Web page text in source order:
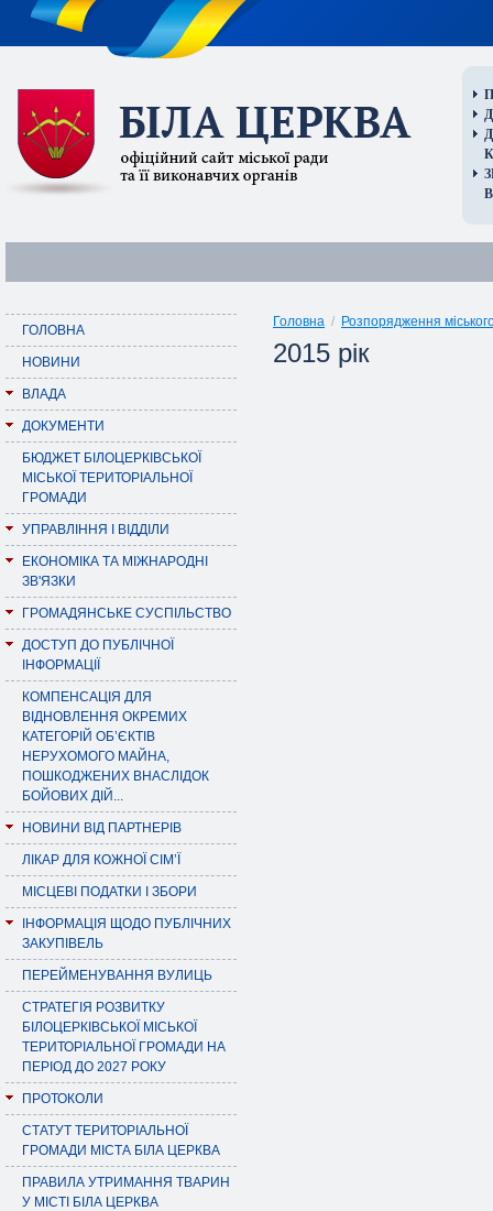
ГОЛОВНА
НОВИНИ
ВЛАДА
ДОКУМЕНТИ
БЮДЖЕТ БІЛОЦЕРКІВСЬКОЇ
МІСЬКОЇ ТЕРИТОРІАЛЬНОЇ
ГРОМАДИ
УПРАВЛІННЯ І ВІДДІЛИ
ЕКОНОМІКА ТА МІЖНАРОДНІ
ЗВ'ЯЗКИ
ГРОМАДЯНСЬКЕ СУСПІЛЬСТВО
ДОСТУП ДО ПУБЛІЧНОЇ
ІНФОРМАЦІЇ
КОМПЕНСАЦІЯ ДЛЯ
ВІДНОВЛЕННЯ ОКРЕМИХ
КАТЕГОРІЙ ОБ’ЄКТІВ
НЕРУХОМОГО МАЙНА,
ПОШКОДЖЕНИХ ВНАСЛІДОК
БОЙОВИХ ДІЙ...
НОВИНИ ВІД ПАРТНЕРІВ
ЛІКАР ДЛЯ КОЖНОЇ СІМ’Ї
МІСЦЕВІ ПОДАТКИ І ЗБОРИ
ІНФОРМАЦІЯ ЩОДО ПУБЛІЧНИХ
ЗАКУПІВЕЛЬ
ПЕРЕЙМЕНУВАННЯ ВУЛИЦЬ
СТРАТЕГІЯ РОЗВИТКУ
БІЛОЦЕРКІВСЬКОЇ МІСЬКОЇ
ТЕРИТОРІАЛЬНОЇ ГРОМАДИ НА
ПЕРІОД ДО 2027 РОКУ
ПРОТОКОЛИ
СТАТУТ ТЕРИТОРІАЛЬНОЇ
ГРОМАДИ МІСТА БІЛА ЦЕРКВА
ПРАВИЛА УТРИМАННЯ ТВАРИН
У МІСТІ БІЛА ЦЕРКВА
Головна / Розпорядження
2015 рік